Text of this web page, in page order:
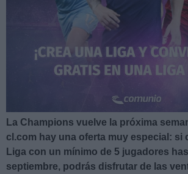
La Champions vuelve la próxima
cl.com hay una oferta muy especial: si
Liga con un mínimo de 5 jugadores
septiembre, podrás disfrutar de las